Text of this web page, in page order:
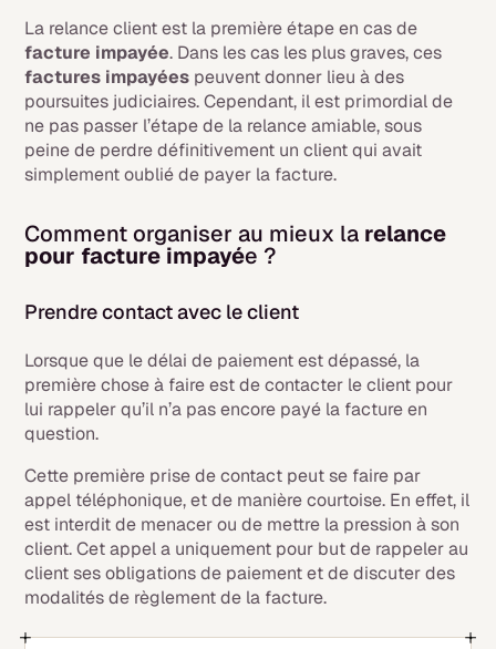
La relance client est la première étape en cas de
facture impayée. Dans les cas les plus graves, ces
factures impayées peuvent donner lieu à des
poursuites judiciaires. Cependant, il est primordial de
ne pas passer l’étape de la relance amiable, sous
peine de perdre définitivement un client qui avait
simplement oublié de payer la facture.
Comment organiser au mieux la relance
pour facture impayée ?
Prendre contact avec le client
Lorsque que le délai de paiement est dépassé, la
première chose à faire est de contacter le client pour
lui rappeler qu’il n’a pas encore payé la facture en
question.
Cette première prise de contact peut se faire par
appel téléphonique, et de manière courtoise. En effet, il
est interdit de menacer ou de mettre la pression à son
client. Cet appel a uniquement pour but de rappeler au
client ses obligations de paiement et de discuter des
modalités de règlement de la facture.